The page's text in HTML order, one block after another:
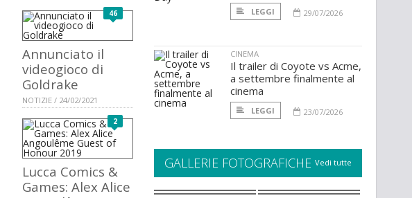
46
Annunciato il
videogioco di
Goldrake
NOTIZIE / 24/02/2021
2
Lucca Comics &
Games: Alex Alice
LEGGI 29/07/2026
CINEMA
Il trailer di Coyote vs Acme,
a settembre finalmente al
cinema
LEGGI 23/07/2026
GALLERIE FOTOGRAFICHE Vedi tutte